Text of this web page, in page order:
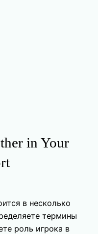
in Your
в несколько
термины
роль игрока в